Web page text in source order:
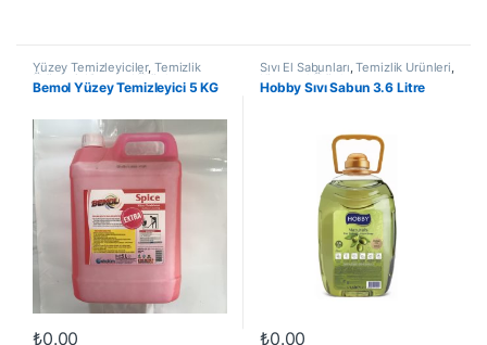
Yüzey Temizleyiciler, Temizlik
Ürünleri ,Kimyasal Ürünler
Bemol Yüzey Temizleyici 5 KG
₺0.00
Sıvı El Sabunları,Temizlik Ürünleri,
Kimyasal Ürünler
Hobby Sıvı Sabun 3.6 Litre
₺0.00